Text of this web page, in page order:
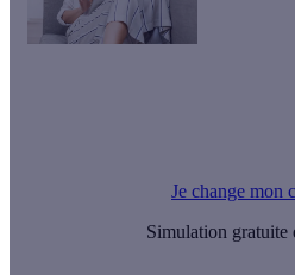
Je change mon
Simulation gratuite